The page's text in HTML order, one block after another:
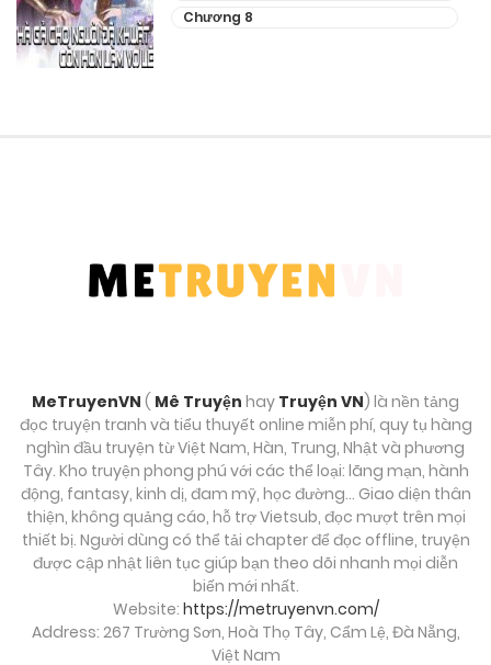
Tháng 9 27, 2025
Chương 157
Tháng 9 27, 2025
Chương 153
Tháng 9 27, 2025
Chương 152
Tháng 9 27, 2025
Chương 8
MeTruyenVN ( Mê Truyện hay Truyện VN) là nền tảng
đọc truyện tranh và tiểu thuyết online miễn phí, quy tụ hàng
nghìn đầu truyện từ Việt Nam, Hàn, Trung, Nhật và phương
Tây. Kho truyện phong phú với các thể loại: lãng mạn, hành
động, fantasy, kinh dị, đam mỹ, học đường… Giao diện thân
thiện, không quảng cáo, hỗ trợ Vietsub, đọc mượt trên mọi
thiết bị. Người dùng có thể tải chapter để đọc offline, truyện
được cập nhật liên tục giúp bạn theo dõi nhanh mọi diễn
biến mới nhất.
Website: https://metruyenvn.com/
Address: 267 Trường Sơn, Hoà Thọ Tây, Cẩm Lệ, Đà Nẵng,
Việt Nam